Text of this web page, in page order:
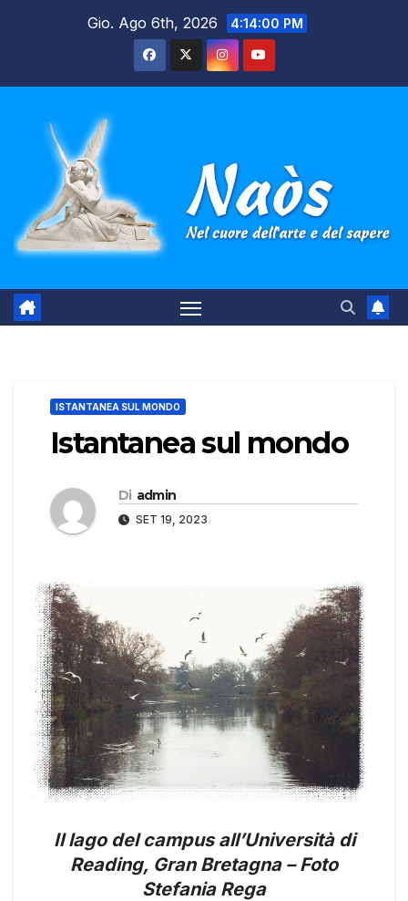
Gio. Ago 6th, 2026 4:14:01 PM
ISTANTANEA SUL MONDO
Istantanea sul mondo
Di admin
SET 19, 2023
Il lago del campus all’Università di
Reading, Gran Bretagna – Foto
Stefania Rega